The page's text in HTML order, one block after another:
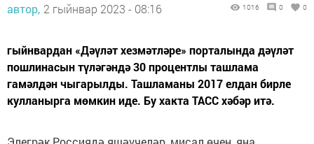
автор, 2 гыйнвар 2023 - 08:16 1016 0 0
гыйнвардан «Дәүләт хезмәтләре» порталында дәүләт
пошлинасын түләгәндә 30 процентлы ташлама
гамәлдән чыгарылды. Ташламаны 2017 елдан бирле
кулланырга мөмкин иде. Бу хакта ТАСС хәбәр итә.